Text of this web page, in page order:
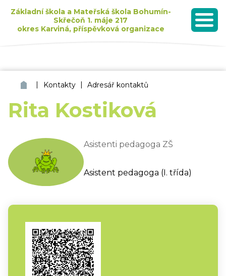
Základní škola a Mateřská škola Bohumín-
Skřečoň 1. máje 217
okres Karviná, příspěvková organizace
MENU
ZŠ a MŠ Bohumín Skřečoň
| Kontakty | Adresář kontaktů
Rita Kostiková
Asistenti pedagoga ZŠ
Asistent pedagoga (I. třída)